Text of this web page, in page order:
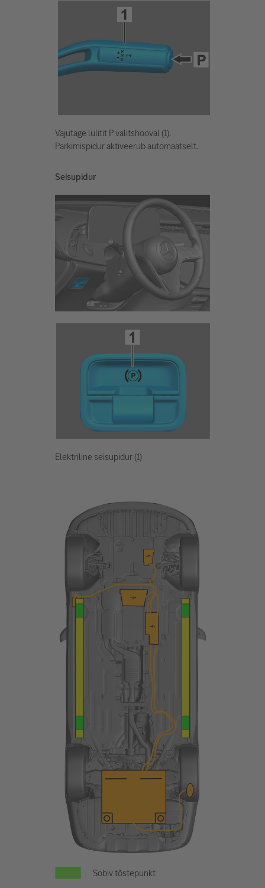
Vajutage lülitit P valitshooval (1).
Parkimispidur aktiveerub automaatselt.
Seisupidur
Elektriline seisupidur (1)
Sobiv tõstepunkt